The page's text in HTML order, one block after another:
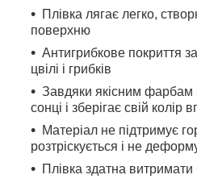
Плівка лягає легко,
поверхню
Антигрибкове покриття
цвілі і грибків
Завдяки якісним фарбам
сонці і зберігає свій колір
Матеріал не підтримує
розтріскується і не
Плівка здатна